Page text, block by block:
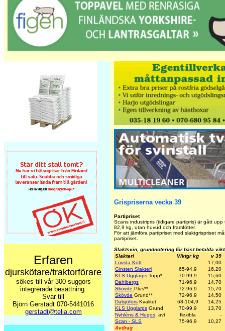
Erfaren
djurskötare/traktorförare
sökes till vår 300 suggors
integrerade besättning.
Svar till
Björn Gerstädt 070-5441016
gerstadt@telia.com
Grispriserna vecka 39
Partipriset
Scans industripris (tidigare partipris) är gått upp
82,9 kg, utan huvud och framfötter.
För att jämföra partipriset med slaktgrispriset
partipriset.
Slaktsvin, grundnotering för bäst betalda
Slakteri
Viktgr kg
v 39
Lövsta Kött
-
17,00
Ginsten Slakteri
65-94,9
16,20
KLS Ugglarps Topp* 70-99,9
15,60
Dahlbergs
71-96,9
14,70
Skövde Plus** 72-96,9
15,70
Skövde Grund** 72-96,9
14,50
Dalsjöfors Kvalitet 68-104,9
14,25
KLS Ugglarps Grund 70-99,9
13,70
Nyhléns & Hugos . avt flexibla
-
Scan - SLS
75-96,9
10,27
Avdrag